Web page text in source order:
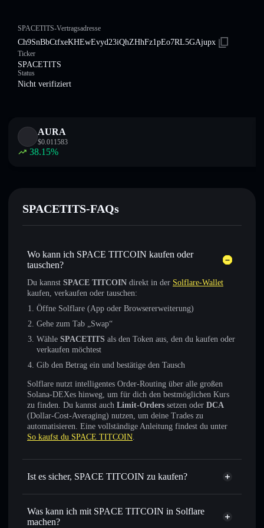
SPACETITS-Vertragsadresse
Ch9SnBbCtfxeKHEwEvyd23iQhZHhFz1pEo7RL5GAjupx
Ticker
SPACETITS
Status
Nicht verifiziert
AURA
$0.011583
38.15%
SPACETITS-FAQs
Wo kann ich SPACE TITCOIN kaufen oder
tauschen?
Du kannst SPACE TITCOIN direkt in der Solflare-Wallet
kaufen, verkaufen oder tauschen:
Öffne Solflare (App oder Browsererweiterung)
Gehe zum Tab „Swap“
Wähle SPACETITS als den Token aus, den du kaufen oder
verkaufen möchtest
Gib den Betrag ein und bestätige den Tausch
Solflare nutzt intelligentes Order-Routing über alle großen
Solana-DEXes hinweg, um für dich den bestmöglichen Kurs
zu finden. Du kannst auch Limit-Orders setzen oder DCA
(Dollar-Cost-Averaging) nutzen, um deine Trades zu
automatisieren. Eine vollständige Anleitung findest du unter
So kaufst du SPACE TITCOIN.
Ist es sicher, SPACE TITCOIN zu kaufen?
SPACE TITCOIN
nicht
Was kann ich mit SPACE TITCOIN in Solflare
machen?